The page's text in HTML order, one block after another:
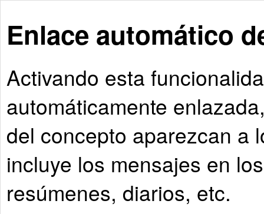
Enlace automático
Activando esta
automáticamente
del concepto aparezcan a
incluye los mensajes en
resúmenes, diarios, etc.